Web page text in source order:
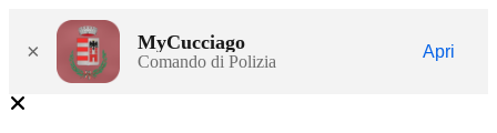
× MyCucciago
Comando di Polizia
Apri